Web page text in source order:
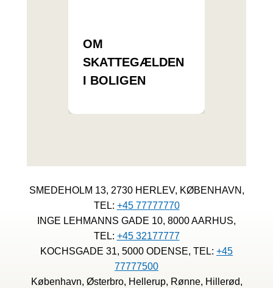
OM
SKATTEGÆLDEN
I BOLIGEN
SMEDEHOLM 13, 2730 HERLEV, KØBENHAVN,
TEL: +45 77777770
INGE LEHMANNS GADE 10, 8000 AARHUS,
TEL: +45 32177777
KOCHSGADE 31, 5000 ODENSE, TEL: +45
77777500
København, Østerbro, Hellerup, Rønne, Hillerød,